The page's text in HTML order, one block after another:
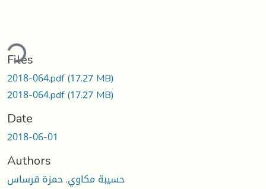
Files
2018-064.pdf(17.27 MB)
2018-064.pdf(17.27 MB)
Date
2018-06-01
Authors
حسيبة مكاوي, حمزة قرساس